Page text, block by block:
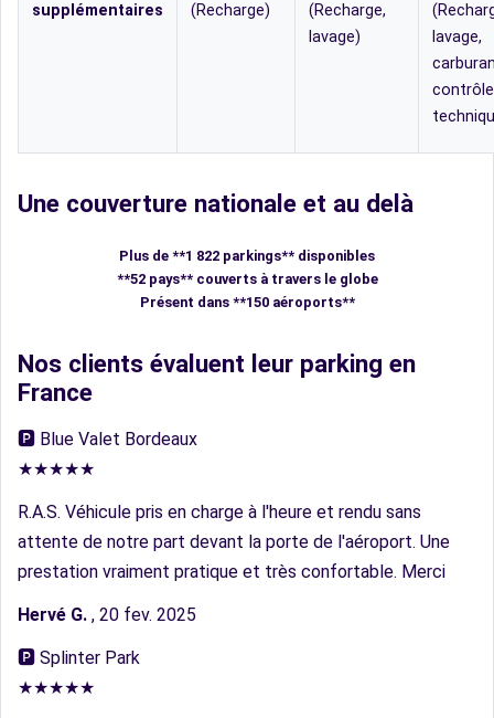
supplémentaires
(Recharge)
(Recharge,
lavage)
lavage,
contrôle
Une couverture nationale et au delà
Plus de **1 822 parkings** disponibles
**52 pays** couverts à travers le globe
Présent dans **150 aéroports**
Nos clients évaluent leur parking en
France
🅿︎ Blue Valet Bordeaux
★★★★★
R.A.S. Véhicule pris en charge à l'heure et rendu sans
attente de notre part devant la porte de l'aéroport. Une
prestation vraiment pratique et très confortable. Merci
Hervé G. , 20 fev. 2025
🅿︎ Splinter Park
★★★★★